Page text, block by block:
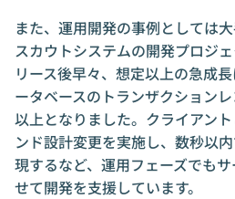
また、運用開発の事例としては
スカウトシステムの開発プロジ
リース後早々、想定以上の急成
ータベースのトランザクション
以上となりました。クライアン
ンド設計変更を実施し、数秒以
現するなど、運用フェーズでも
せて開発を支援しています。